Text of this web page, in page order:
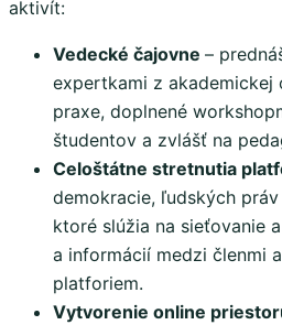
aktivít:
Vedecké čajovne –
expertkami z akademickej
praxe, doplnené
študentov a zvlášť na
Celoštátne stretnutia
demokracie, ľudských
ktoré slúžia na sieťovanie
a informácií medzi členmi
platforiem.
Vytvorenie online